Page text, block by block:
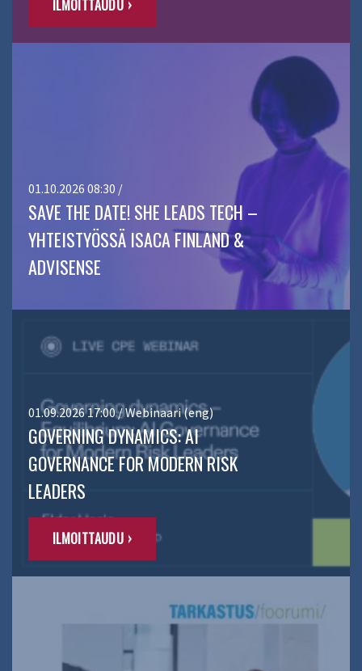
ILMOITTAUDU ›
01.10.2026 08:30 /
SAVE THE DATE! SHE LEADS TECH –
YHTEISTYÖSSÄ ISACA FINLAND &
ADVISENSE
01.09.2026 17:00 / Webinaari (eng)
GOVERNING DYNAMICS: AI
GOVERNANCE FOR MODERN RISK
LEADERS
ILMOITTAUDU ›